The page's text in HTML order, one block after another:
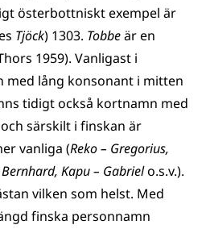
österbottniskt exempel är
Tjöck) 1303. Tobbeär en
1959). Vanligast i
med lång konsonant i mitten
tidigt också kortnamn med
särskilt i finskan är
vanliga (Reko – Gregorius,
Kapu – Gabrielo.s.v.).
vilken som helst. Med
finska personnamn